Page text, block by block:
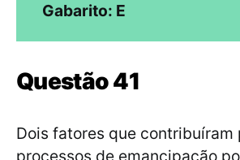
Gabarito: E
Questão 41
Dois fatores que contribuíram